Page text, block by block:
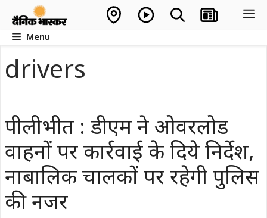
contentMenu
drivers
पीलीभीत : डीएम ने ओवरलोड
वाहनों पर कार्रवाई के दिये निर्देश,
नाबालिक चालकों पर रहेगी पुलिस
की नजर